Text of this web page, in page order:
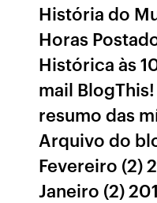
História do
Horas
Histórica às
mail
resumo das
Arquivo do
Fevereiro (2)
Janeiro (2)